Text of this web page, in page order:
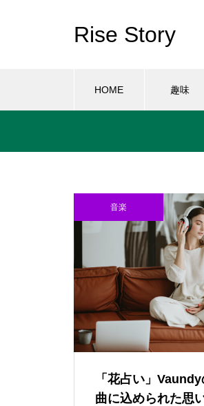
Rise Story
HOME 趣味
音楽
「花占い」
曲に込められた思